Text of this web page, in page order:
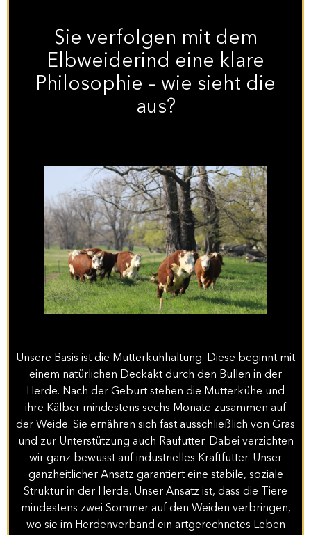
Sie verfolgen mit dem
Elbweiderind eine klare
Philosophie – wie sieht die
aus?
Unsere Basis ist die Mutterkuhhaltung. Diese beginnt mit
einem natürlichen Deckakt durch den Bullen in der
Herde. Nach der Geburt stehen die Mutterkühe und
ihre Kälber mindestens sechs Monate zusammen auf
der Weide. Sie ernähren sich fast ausschließlich von Gras
und zur Unterstützung auch Raufutter. Dabei verzichten
wir ganz bewusst auf industrielles Kraftfutter. Unser
ganzheitlicher Ansatz garantiert eine stabile, soziale
Struktur in der Herde. Unser Ansatz ist, dass die Tiere
mindestens zwei Sommer auf den Weiden verbringen,
wo sie im Herdenverband ein artgerechnetes Leben